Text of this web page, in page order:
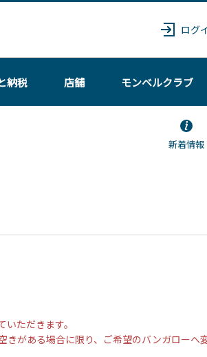
ログ
納税 店舗 モンベルクラブ
新着情報
ただきます。
がある場合に限り、ご希望のバンガローへ